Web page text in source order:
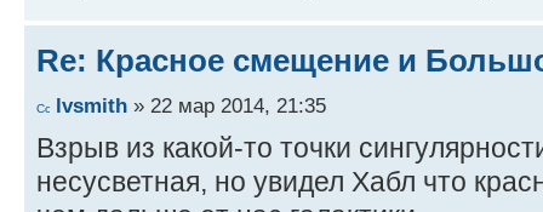
Re: Красное смещение и
lvsmith » 22 мар 2014, 21:35
Взрыв из какой-то точки
несусветная, но увидел Хабл что